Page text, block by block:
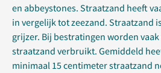
en abbeystones. Straatzand heeft
in vergelijk tot zeezand. Straatzand
grijzer. Bij bestratingen worden
straatzand verbruikt. Gemiddeld
minimaal 15 centimeter straatzand